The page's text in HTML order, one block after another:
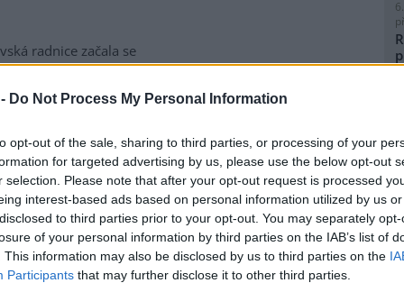
Do Not Process My Personal Information
opt-out of the sale, sharing to third parties, or processing of your
for targeted advertising by us, please use the below opt-out
selection. Please note that after your opt-out request is processed
interest-based ads based on personal information utilized by us
to third parties prior to your opt-out. You may separately
of your personal information by third parties on the IAB’s list of
This information may also be disclosed by us to third parties on the
Participants that may further disclose it to other third parties.
radnice začala se
likvidací bolševníku
který patří k
invazním
ve Slezské Ostravě letos
kombinuje chemické i
Gabriela Pokorná.
výrobu nového